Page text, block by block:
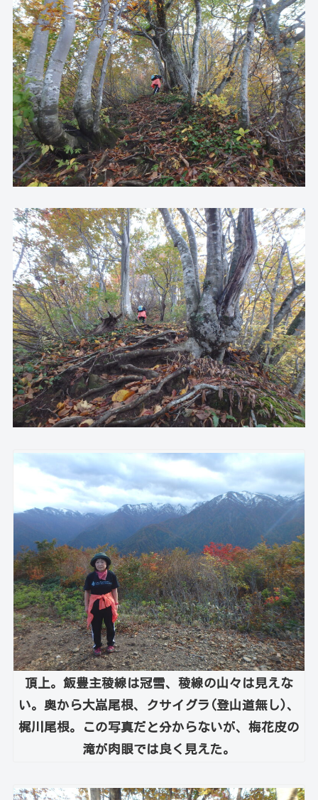
頂上。飯豊主稜線は冠雪、稜線の山々は見えな
い。奥から大嵓尾根、クサイグラ(登山道無し)、
梶川尾根。この写真だと分からないが、梅花皮の
滝が肉眼では良く見えた。